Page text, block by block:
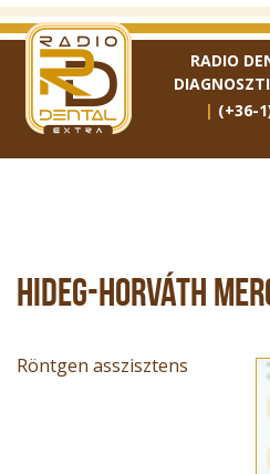
RADIO
(+36-
HIDEG-HORVÁTH
Röntgen asszisztens